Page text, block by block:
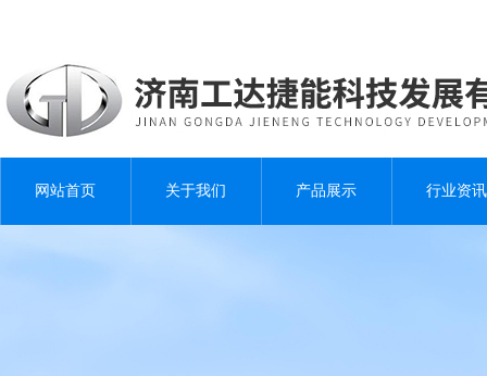
网站首页 关于我们 产品展示 行业资讯